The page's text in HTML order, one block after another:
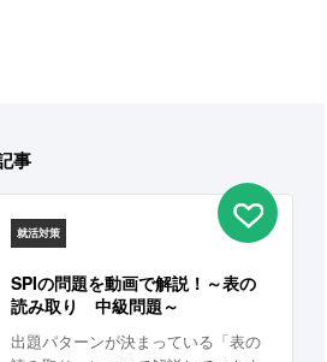
事
就活対策
SPIの問題を動画で解説！～表の
読み取り 中級問題～
出題パターンが決まっている「表の